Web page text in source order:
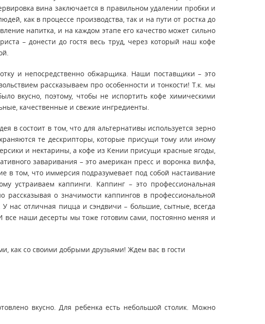
вина заключается в правильном удалении пробки и
как в процессе производства, так и на пути от ростка до
напитка, и на каждом этапе его качество может сильно
– донести до гостя весь труд, через который наш кофе
и непосредственно обжарщика. Наши поставщики – это
рассказываем про особенности и тонкости! Т.к. мы
вкусно, поэтому, чтобы не испортить кофе химическими
качественные и свежие ингредиенты.
в состоит в том, что для альтернативы используется зерно
те дескрипторы, которые присущи тому или иному
и нектарины, а кофе из Кении присущи красные ягоды,
заваривания – это американ пресс и воронка вилфа,
в том, что иммерсия подразумевает под собой настаивание
устраиваем каппинги. Каппинг – это профессиональная
о значимости каппингов в профессиональной
нас отличная пицца и сэндвичи – большие, сытные, всегда
все наши десерты мы тоже готовим сами, постоянно меняя и
как со своими добрыми друзьями! Ждем вас в гости
вкусно. Для ребенка есть небольшой столик. Можно